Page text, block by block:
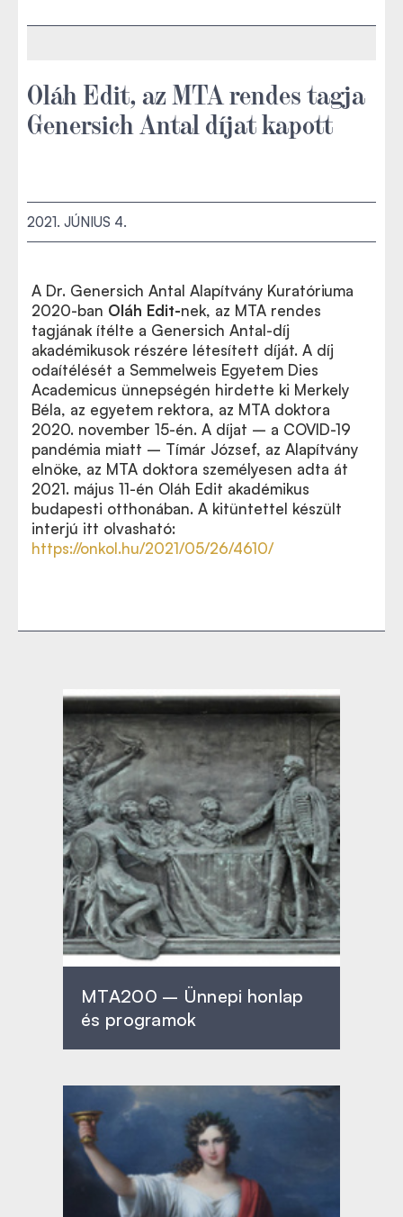
Oláh Edit, az MTA rendes tagja
Genersich Antal díjat kapott
2021. JÚNIUS 4.
A Dr. Genersich Antal Alapítvány Kuratóriuma
2020-ban Oláh Edit-nek, az MTA rendes
tagjának ítélte a Genersich Antal-díj
akadémikusok részére létesített díját. A díj
odaítélését a Semmelweis Egyetem Dies
Academicus ünnepségén hirdette ki Merkely
Béla, az egyetem rektora, az MTA doktora
2020. november 15-én. A díjat – a COVID-19
pandémia miatt – Tímár József, az Alapítvány
elnöke, az MTA doktora személyesen adta át
2021. május 11-én Oláh Edit akadémikus
budapesti otthonában. A kitüntettel készült
interjú itt olvasható:
https://onkol.hu/2021/05/26/4610/
MTA200 – Ünnepi honlap
és programok